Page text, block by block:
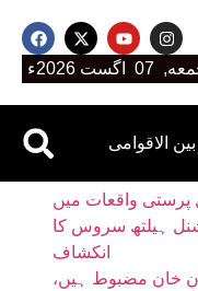
07 اگست 2026ء
بین الاقوامی
نسل پرستی واقعات میں
ہیلتھ سروس کا
انکشاف
خان مضبوط ہیں،